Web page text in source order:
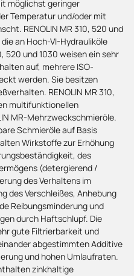
möglichst geringer
Temperatur und/oder mit
RENOLIN MR 310, 520 und
an Hoch-VI-Hydrauliköle
520 und 1030 weisen ein sehr
auf, mehrere ISO-
werden. Sie besitzen
RENOLIN MR 310,
multifunktionellen
MR-Mehrzweckschmieröle.
Schmieröle auf Basis
Wirkstoffe zur Erhöhung
des
(detergierend /
des Verhaltens im
des Verschleißes, Anhebung
Reibungsminderung und
durch Haftschlupf. Die
gute Filtrierbarkeit und
abgestimmten Additive
und hohen Umlaufraten.
zinkhaltige